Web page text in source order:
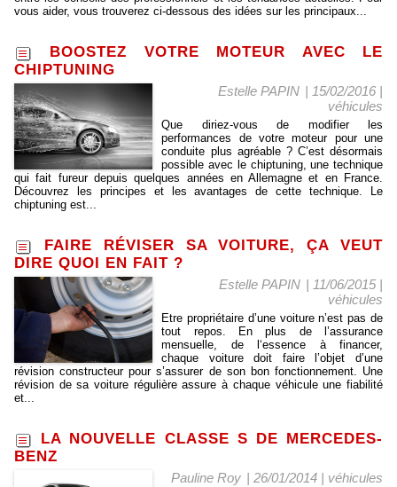
vous aider, vous trouverez ci-dessous des idées sur les principaux...
BOOSTEZ VOTRE MOTEUR AVEC LE
CHIPTUNING
Estelle PAPIN | 15/02/2016 |
véhicules
Que diriez-vous de modifier les
performances de votre moteur pour une
conduite plus agréable ? C’est désormais
possible avec le chiptuning, une technique
qui fait fureur depuis quelques années en Allemagne et en France.
Découvrez les principes et les avantages de cette technique. Le
chiptuning est...
FAIRE RÉVISER SA VOITURE, ÇA VEUT
DIRE QUOI EN FAIT ?
Estelle PAPIN | 11/06/2015|
véhicules
Etre propriétaire d’une voiture n’est pas de
tout repos. En plus de l’assurance
mensuelle, de l‘essence à financer,
chaque voiture doit faire l’objet d’une
révision constructeur pour s’assurer de son bon fonctionnement. Une
révision de sa voiture régulière assure à chaque véhicule une fiabilité
et...
LA NOUVELLE CLASSE S DE MERCEDES-
BENZ
Pauline Roy | 26/01/2014 | véhicules